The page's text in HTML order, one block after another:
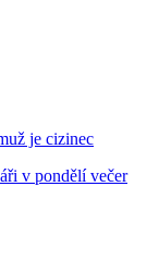
je cizinec
v pondělí večer